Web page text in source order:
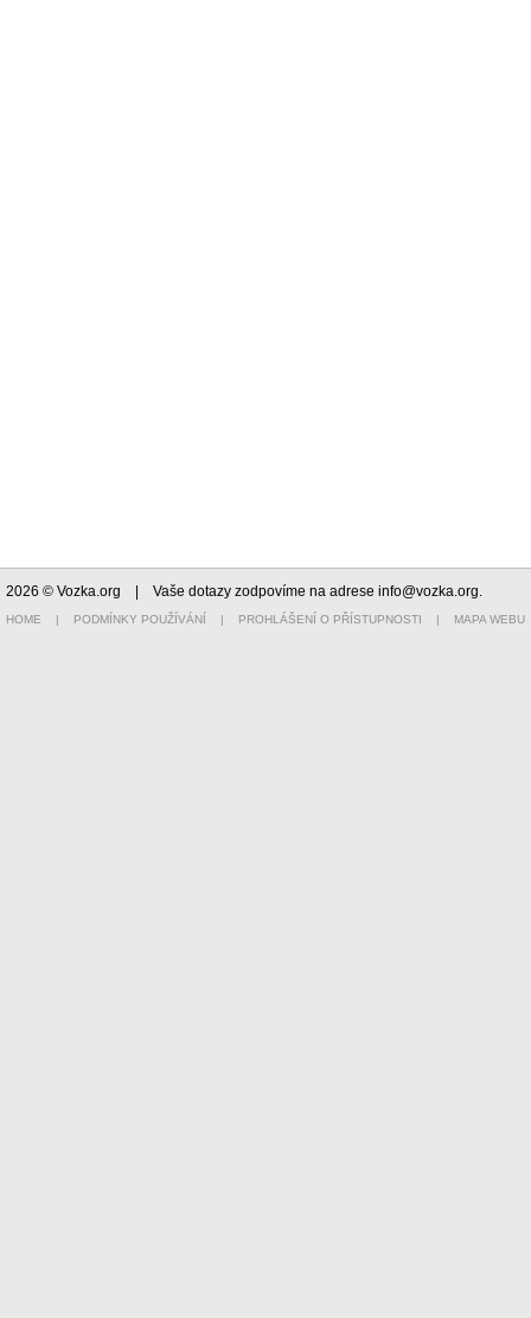
2026 © Vozka.org | Vaše dotazy zodpovíme na adrese info@vozka.org.
HOME | PODMÍNKY POUŽÍVÁNÍ | PROHLÁŠENÍ O PŘÍSTUPNOSTI | MAPA WEBU